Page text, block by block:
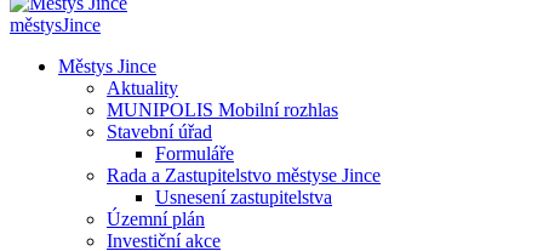
městysJince
Městys Jince
Aktuality
MUNIPOLIS Mobilní rozhlas
Stavební úřad
Formuláře
Rada a Zastupitelstvo městyse Jince
Usnesení zastupitelstva
Územní plán
Investiční akce